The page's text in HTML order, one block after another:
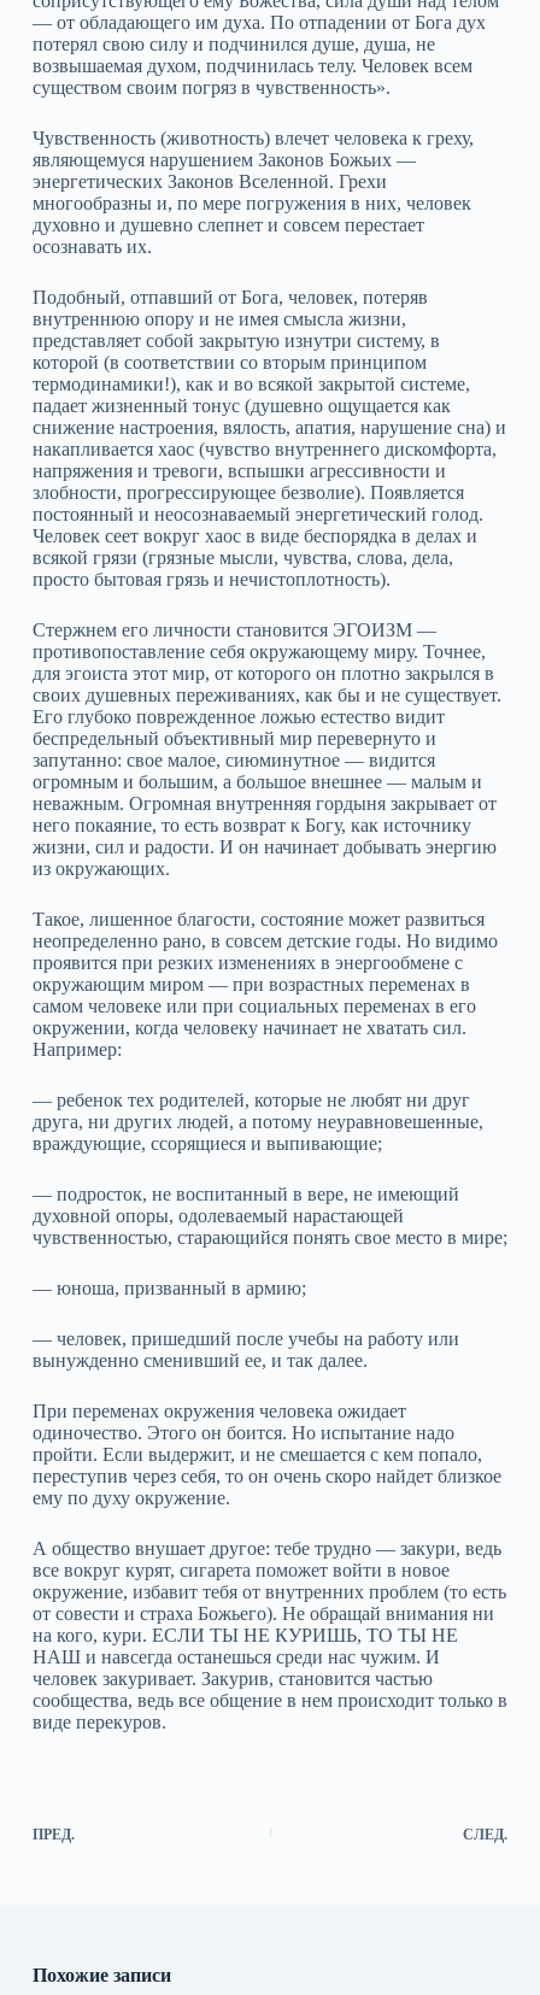
— от обладающего им духа. По отпадении от Бога дух
потерял свою силу и подчинился душе, душа, не
возвышаемая духом, подчинилась телу. Человек всем
существом своим погряз в чувственность».
Чувственность (животность) влечет человека к греху,
являющемуся нарушением Законов Божьих —
энергетических Законов Вселенной. Грехи
многообразны и, по мере погружения в них, человек
духовно и душевно слепнет и совсем перестает
осознавать их.
Подобный, отпавший от Бога, человек, потеряв
внутреннюю опору и не имея смысла жизни,
представляет собой закрытую изнутри систему, в
которой (в соответствии со вторым принципом
термодинамики!), как и во всякой закрытой системе,
падает жизненный тонус (душевно ощущается как
снижение настроения, вялость, апатия, нарушение сна) и
накапливается хаос (чувство внутреннего дискомфорта,
напряжения и тревоги, вспышки агрессивности и
злобности, прогрессирующее безволие). Появляется
постоянный и неосознаваемый энергетический голод.
Человек сеет вокруг хаос в виде беспорядка в делах и
всякой грязи (грязные мысли, чувства, слова, дела,
просто бытовая грязь и нечистоплотность).
Стержнем его личности становится ЭГОИЗМ —
противопоставление себя окружающему миру. Точнее,
для эгоиста этот мир, от которого он плотно закрылся в
своих душевных переживаниях, как бы и не существует.
Его глубоко поврежденное ложью естество видит
беспредельный объективный мир перевернуто и
запутанно: свое малое, сиюминутное — видится
огромным и большим, а большое внешнее — малым и
неважным. Огромная внутренняя гордыня закрывает от
него покаяние, то есть возврат к Богу, как источнику
жизни, сил и радости. И он начинает добывать энергию
из окружающих.
Такое, лишенное благости, состояние может развиться
неопределенно рано, в совсем детские годы. Но видимо
проявится при резких изменениях в энергообмене с
окружающим миром — при возрастных переменах в
самом человеке или при социальных переменах в его
окружении, когда человеку начинает не хватать сил.
Например:
— ребенок тех родителей, которые не любят ни друг
друга, ни других людей, а потому неуравновешенные,
враждующие, ссорящиеся и выпивающие;
— подросток, не воспитанный в вере, не имеющий
духовной опоры, одолеваемый нарастающей
чувственностью, старающийся понять свое место в мире;
— юноша, призванный в армию;
— человек, пришедший после учебы на работу или
вынужденно сменивший ее, и так далее.
При переменах окружения человека ожидает
одиночество. Этого он боится. Но испытание надо
пройти. Если выдержит, и не смешается с кем попало,
переступив через себя, то он очень скоро найдет близкое
ему по духу окружение.
А общество внушает другое: тебе трудно — закури, ведь
все вокруг курят, сигарета поможет войти в новое
окружение, избавит тебя от внутренних проблем (то есть
от совести и страха Божьего). Не обращай внимания ни
на кого, кури. ЕСЛИ ТЫ НЕ КУРИШЬ, ТО ТЫ НЕ
НАШ и навсегда останешься среди нас чужим. И
человек закуривает. Закурив, становится частью
сообщества, ведь все общение в нем происходит только в
виде перекуров.
ПРЕД. СЛЕД.
Похожие записи